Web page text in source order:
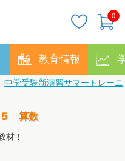
0
教育情報
中学受験新演習サマートレーニ
５ 算数
材！